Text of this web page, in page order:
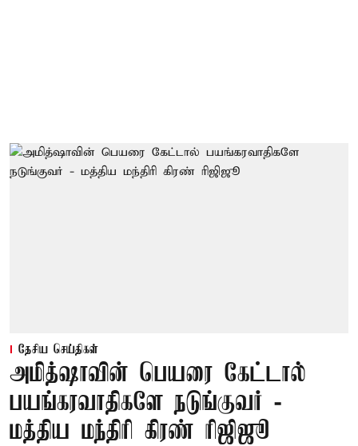
தேசிய செய்திகள்
அமித்ஷாவின் பெயரை கேட்டால்
பயங்கரவாதிகளே நடுங்குவர் -
மத்திய மந்திரி கிரண் ரிஜிஜூ